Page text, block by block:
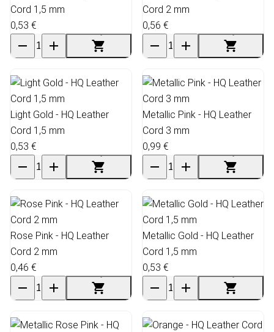
Cord 1,5 mm
0,53 €
Cord 2 mm
0,56 €
Light Gold - HQ Leather
Cord 1,5 mm
0,53 €
Metallic Pink - HQ Leather
Cord 3 mm
0,99 €
Rose Pink - HQ Leather
Cord 2 mm
0,46 €
Metallic Gold - HQ Leather
Cord 1,5 mm
0,53 €